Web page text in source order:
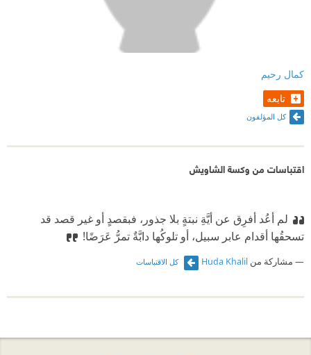
كمال رحيم
تابعه
كل المؤلفون
اقتباسات من وكسة الشاويش
لم أعُد أفرِق عن أيَّةِ نبتةٍ بلا جذور، فبقصدٍ أو غير قصد قد
تسحقُها أقدام عابر سبيل، أو تلوكُها دابَّةٌ تمرُّ عَرَضًا!
مشاركة من Huda Khalil كل الاقتباسات